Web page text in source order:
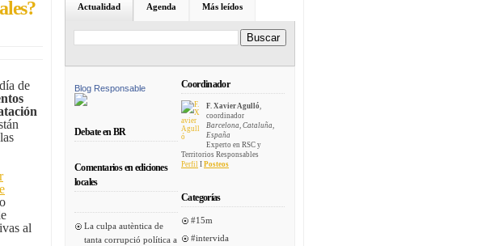
de
al
Actualidad Agenda Más leídos
Blog Responsable
Debate en BR
Comentarios en ediciones
locales
La culpa autèntica de
tanta corrupció política a
Coordinador
F. Xavier Agulló,
coordinador
Barcelona, Cataluña,
España
Experto en RSC y
Territorios Responsables
Perfil I Posteos
Categorías
#15m
#intervida